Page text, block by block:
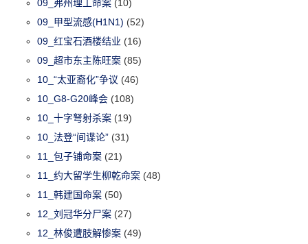
09_弗州理工命案 (10)
09_甲型流感(H1N1) (52)
09_红宝石酒楼结业 (16)
09_超市东主陈旺案 (85)
10_“太亚裔化”争议 (46)
10_G8-G20峰会 (108)
10_十字弩射杀案 (19)
10_法登“间谍论” (31)
11_包子铺命案 (21)
11_约大留学生柳乾命案 (48)
11_韩建国命案 (50)
12_刘冠华分尸案 (27)
12_林俊遭肢解惨案 (49)